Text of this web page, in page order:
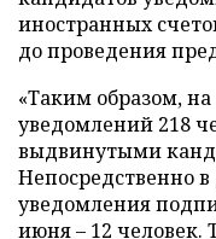
иностранных
до проведения
«Таким образом,
уведомлений 218
выдвинутыми
Непосредственно
уведомления
июня – 12 человек.